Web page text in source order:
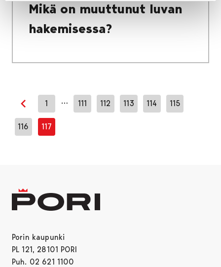
Mikä on muuttunut luvan
hakemisessa?
Edellinen sivu
1 … 111 112 113 114 115
116 117
Porin kaupunki
PL 121, 28101 PORI
Puh. 02 621 1100